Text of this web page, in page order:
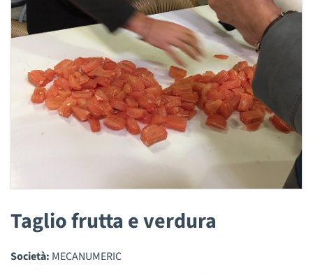
Taglio frutta e verdura
Società: MECANUMERIC